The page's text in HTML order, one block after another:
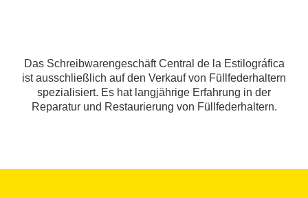
Das Schreibwarengeschäft Central de la Estilográfica
ist ausschließlich auf den Verkauf von Füllfederhaltern
spezialisiert. Es hat langjährige Erfahrung in der
Reparatur und Restaurierung von Füllfederhaltern.